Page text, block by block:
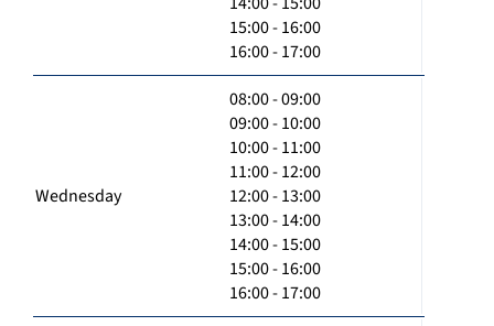
15:00 - 16:00
16:00 - 17:00
Wednesday
08:00 - 09:00
09:00 - 10:00
10:00 - 11:00
11:00 - 12:00
12:00 - 13:00
13:00 - 14:00
14:00 - 15:00
15:00 - 16:00
16:00 - 17:00